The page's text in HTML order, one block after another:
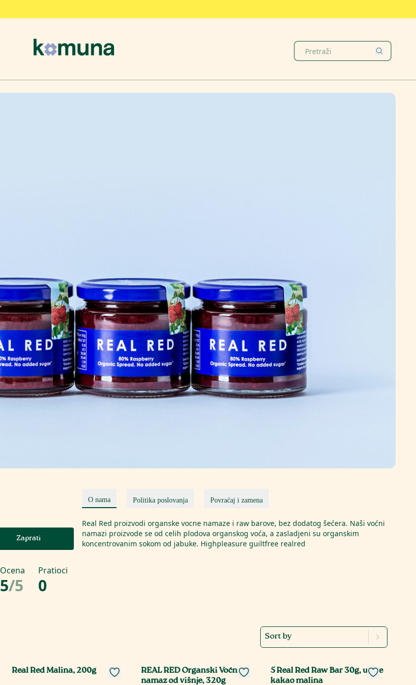
Zaprati
Ocena
5/5
Pratioci
0
O nama Politika poslovanja Povraćaj i zamena
Real Red proizvodi organske vocne namaze i raw barove, bez dodatog šećera. Naši voćni
namazi proizvode se od celih plodova organskog voća, a zasladjeni su organskim
koncentrovanim sokom od jabuke. Highpleasure guiltfree realred
Sort by
Real Red Malina, 200g
REAL RED Organski Voćni
namaz od višnje, 320g
5 Real Red Raw Bar 30g, urme
kakao malina